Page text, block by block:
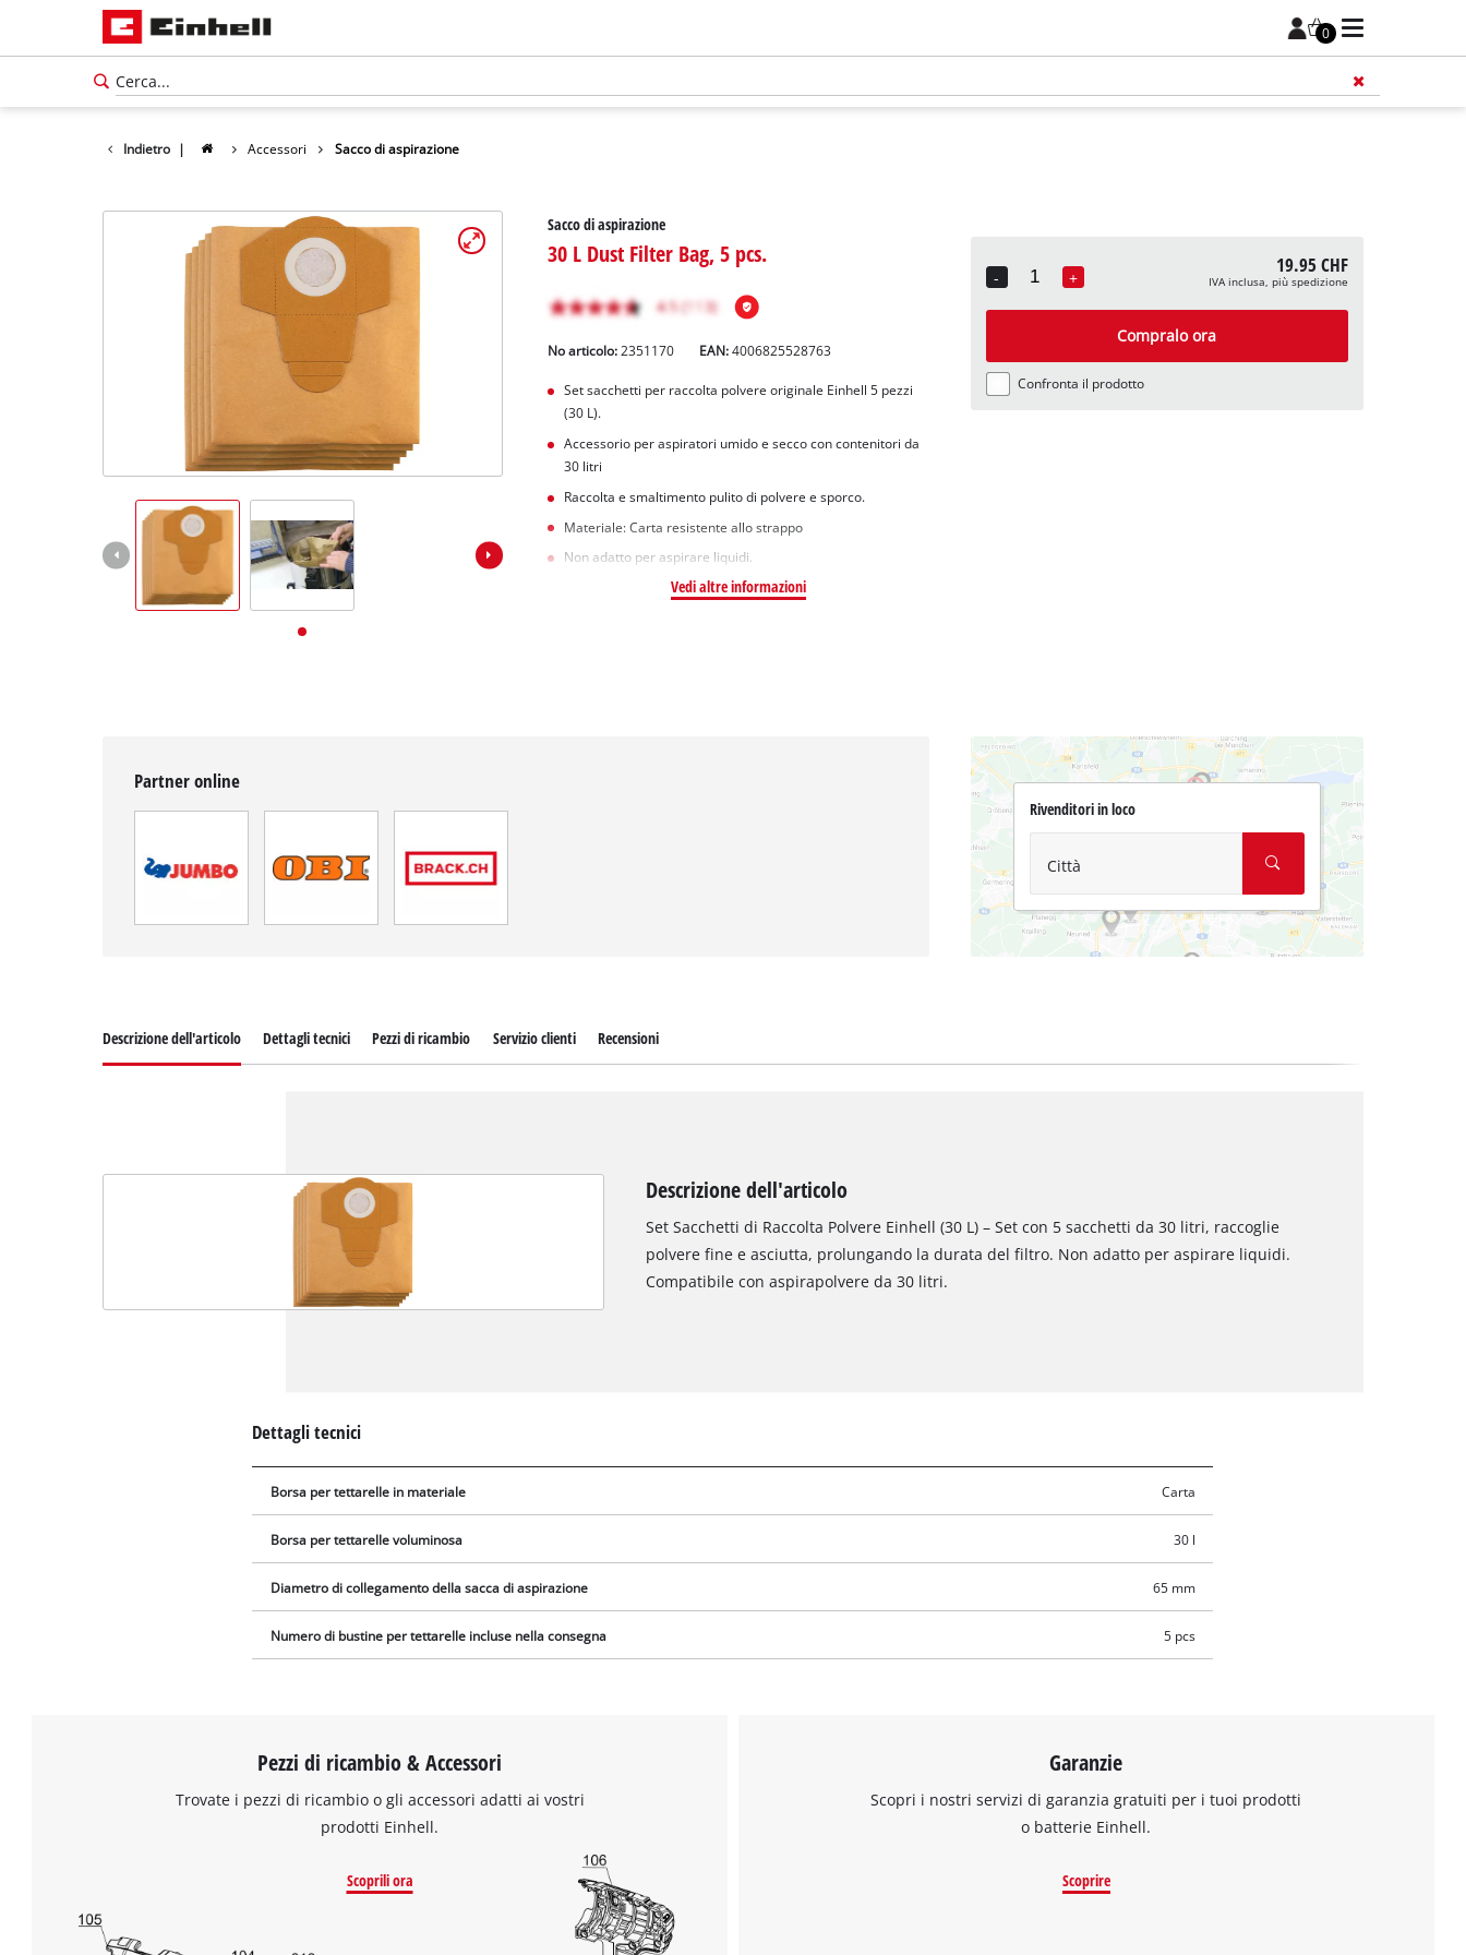
0
Indietro | Accessori Sacco di aspirazione
Sacco di aspirazione
30 L Dust Filter Bag, 5 pcs.
No articolo:2351170 EAN:4006825528763
Set sacchetti per raccolta polvere originale Einhell 5 pezzi
(30 L).
Accessorio per aspiratori umido e secco con contenitori da
30 litri
Raccolta e smaltimento pulito di polvere e sporco.
Materiale: Carta resistente allo strappo
Non adatto per aspirare liquidi.
Vedi altre informazioni
-
Quantity
+ 19.95 CHF
IVA inclusa, più spedizione
Compralo ora
Confronta il prodotto
Partner online
Rivenditori in loco
Città
Descrizione dell'articolo Dettagli tecnici Pezzi di ricambio Servizio clienti Recensioni
Descrizione dell'articolo
Set Sacchetti di Raccolta Polvere Einhell (30 L) – Set con 5 sacchetti da 30 litri, raccoglie
polvere fine e asciutta, prolungando la durata del filtro. Non adatto per aspirare liquidi.
Compatibile con aspirapolvere da 30 litri.
Dettagli tecnici
Borsa per tettarelle in materiale Carta
Borsa per tettarelle voluminosa 30 l
Diametro di collegamento della sacca di aspirazione 65 mm
Numero di bustine per tettarelle incluse nella consegna 5 pcs
Pezzi di ricambio & Accessori
Trovate i pezzi di ricambio o gli accessori adatti ai vostri
prodotti Einhell.
Scoprili ora
Garanzie
Scopri i nostri servizi di garanzia gratuiti per i tuoi prodotti
o batterie Einhell.
Scoprire